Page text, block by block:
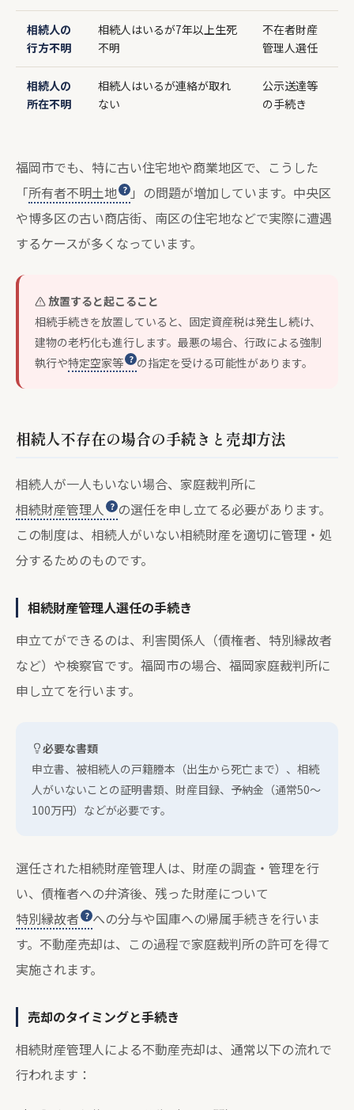
相続人の
行方不明
相続人はいるが7年以上生死
不明
不在者財産
管理人選任
相続人の
所在不明
相続人はいるが連絡が取れ
ない
公示送達等
の手続き
福岡市でも、特に古い住宅地や商業地区で、こうした
「所有者不明土地
」の問題が増加しています。中央区
や博多区の古い商店街、南区の住宅地などで実際に遭遇
するケースが多くなっています。
放置すると起こること
相続手続きを放置していると、固定資産税は発生し続け、
建物の老朽化も進行します。最悪の場合、行政による強制
執行や特定空家等 の指定を受ける可能性があります。
相続人不存在の場合の手続きと売却方法
相続人が一人もいない場合、家庭裁判所に
相続財産管理人
の選任を申し立てる必要があります。
この制度は、相続人がいない相続財産を適切に管理・処
分するためのものです。
相続財産管理人選任の手続き
申立てができるのは、利害関係人（債権者、特別縁故者
など）や検察官です。福岡市の場合、福岡家庭裁判所に
申し立てを行います。
必要な書類
申立書、被相続人の戸籍謄本（出生から死亡まで）、相続
人がいないことの証明書類、財産目録、予納金（通常50～
100万円）などが必要です。
選任された相続財産管理人は、財産の調査・管理を行
い、債権者への弁済後、残った財産について
特別縁故者
への分与や国庫への帰属手続きを行いま
す。不動産売却は、この過程で家庭裁判所の許可を得て
実施されます。
売却のタイミングと手続き
相続財産管理人による不動産売却は、通常以下の流れで
行われます：